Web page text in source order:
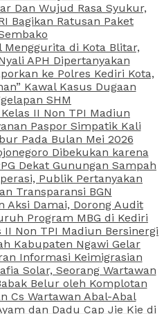
Dan Wujud Rasa Syukur,
Bagikan Ratusan Paket
Menggurita di Kota Blitar,
APH Dipertanyakan
ke Polres Kediri Kota,
Kawal Kasus Dugaan
SHM
II Non TPI Madiun
Paspor Simpatik Kali
Pada Bulan Mei 2026
Dibekukan karena
Dekat Gunungan Sampah
Publik Pertanyakan
Transparansi BGN
Aksi Damai, Dorong Audit
Program MBG di Kediri
Non TPI Madiun Bersinergi
Kabupaten Ngawi Gelar
Informasi Keimigrasian
Solar, Seorang Wartawan
Belur oleh Komplotan
Cs Wartawan Abal-Abal
dan Dadu Cap Jie Kie di